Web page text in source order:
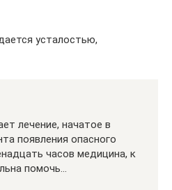
усталостью,
лечение, начатое в
появления опасного
часов медицина, к
помочь…